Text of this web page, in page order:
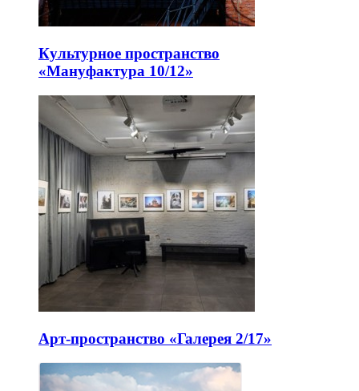
Культурное пространство
«Мануфактура 10/12»
Арт-пространство «Галерея 2/17»